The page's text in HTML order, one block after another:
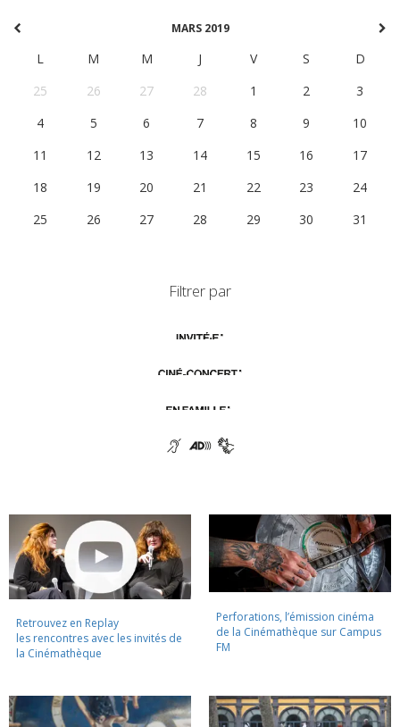
MARS 2019
L M M J V S
D
25
26 27 28 1 2
3
4
5 6 7 8 9
10
11
12 13 14 15 16
17
18
19 20 21 22 23
24
25
26 27 28 29 30 31
Filtrer par
Retrouvez en Replay
les rencontres avec les invités de
la Cinémathèque
Perforations, l’émission cinéma
de la Cinémathèque sur Campus
FM